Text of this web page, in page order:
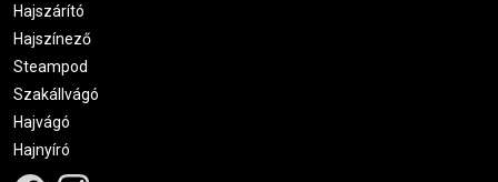
Hajszárító
Hajszínező
Steampod
Szakállvágó
Hajvágó
Hajnyíró